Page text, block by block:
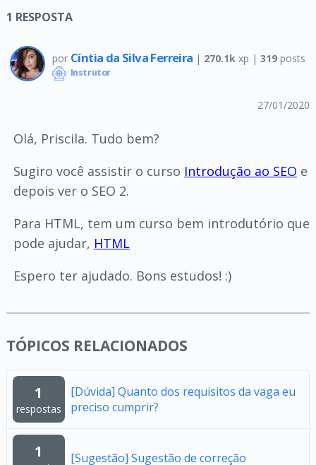
1 RESPOSTA
por Cíntia da Silva Ferreira | 270.1k xp | 319posts
Instrutor
27/01/2020
Olá, Priscila. Tudo bem?
Sugiro você assistir o curso Introdução ao SEO e
depois ver o SEO 2.
Para HTML, tem um curso bem introdutório que
pode ajudar, HTML
Espero ter ajudado. Bons estudos! :)
TÓPICOS RELACIONADOS
1
respostas
[Dúvida] Quanto dos requisitos da vaga eu
preciso cumprir?
1 [Sugestão] Sugestão de correção